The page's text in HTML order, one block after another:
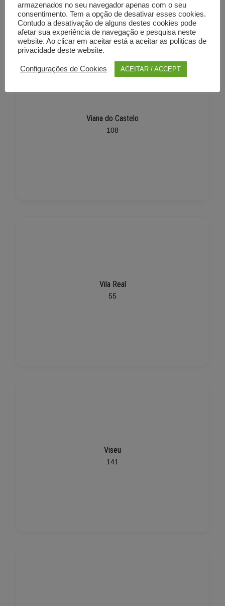
Viana do Castelo
108
Vila Real
55
Viseu
141
armazenados no seu navegador apenas com o seu
consentimento. Tem a opção de desativar esses cookies.
Contudo a desativação de alguns destes cookies pode
afetar sua experiência de navegação e pesquisa neste
website. Ao clicar em aceitar está a aceitar as politicas de
privacidade deste website.
Configurações de Cookies ACEITAR / ACCEPT